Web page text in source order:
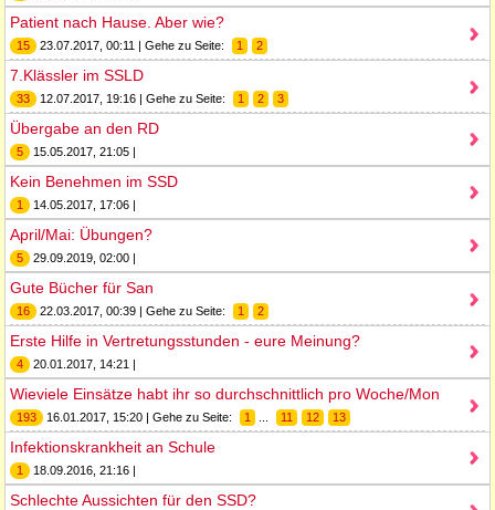
Patient nach Hause. Aber wie?
15 23.07.2017, 00:11 | Gehe zu Seite: 1 2
7.Klässler im SSLD
33 12.07.2017, 19:16 | Gehe zu Seite: 1 2 3
Übergabe an den RD
5 15.05.2017, 21:05 |
Kein Benehmen im SSD
1 14.05.2017, 17:06 |
April/Mai: Übungen?
5 29.09.2019, 02:00 |
Gute Bücher für San
16 22.03.2017, 00:39 | Gehe zu Seite: 1 2
Erste Hilfe in Vertretungsstunden - eure Meinung?
4 20.01.2017, 14:21 |
Wieviele Einsätze habt ihr so durchschnittlich pro Woche/Mon
193 16.01.2017, 15:20 | Gehe zu Seite: 1 11 12 13
Infektionskrankheit an Schule
1 18.09.2016, 21:16 |
Schlechte Aussichten für den SSD?